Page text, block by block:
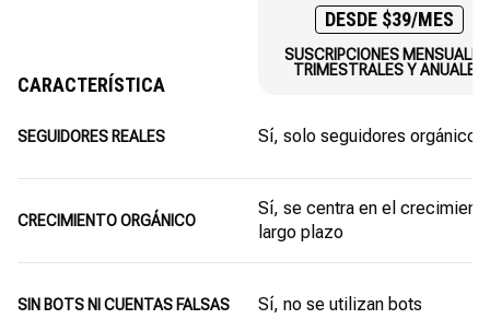
CARACTERÍSTICA
DESDE $39/MES
SUSCRIPCIONES
TRIMESTRALES Y ANUALES
SEGUIDORES REALES Sí, solo seguidores orgánicos
CRECIMIENTO ORGÁNICO
Sí, se centra en el
largo plazo
SIN BOTS NI CUENTAS FALSAS Sí, no se utilizan bots